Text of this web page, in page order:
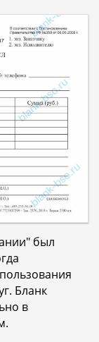
был
Бланк
в